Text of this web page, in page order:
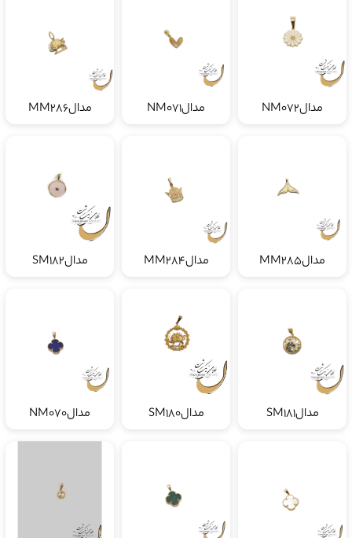
مدالNM072 مدالNM071 مدالMM286
مدالMM285 مدالMM284 مدالSM182
مدالSM181 مدالSM180 مدالNM070